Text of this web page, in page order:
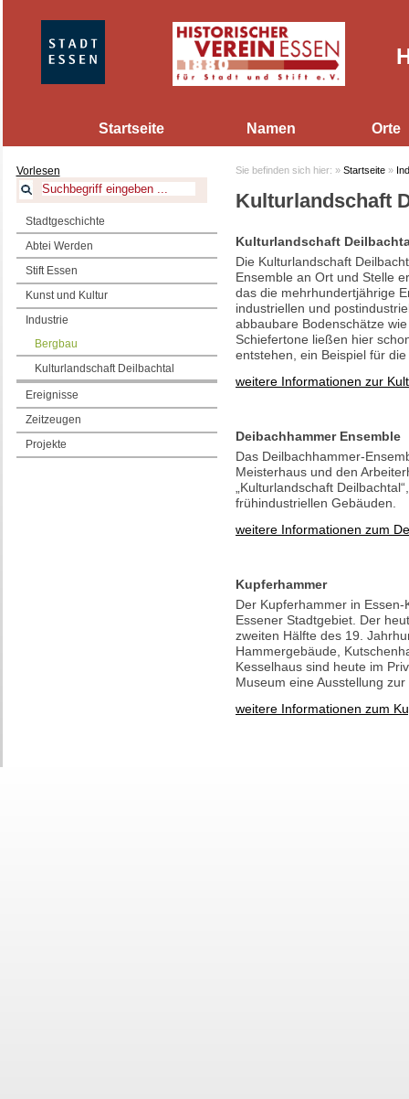
Startseite Namen Orte
Vorlesen
Stadtgeschichte
Abtei Werden
Stift Essen
Kunst und Kultur
Industrie
Bergbau
Kulturlandschaft Deilbachtal
Ereignisse
Zeitzeugen
Projekte
Sie befinden sich hier: » Startseite »
Kulturlandschaft
Kulturlandschaft
Die Kulturlandschaft
Ensemble an Ort und Stelle
das die mehrhundertjährige
industriellen und
abbaubare Bodenschätze
Schiefertone ließen hier
entstehen, ein Beispiel für
weitere Informationen zur
Deibachhammer Ensemble
Das Deilbachhammer-
Meisterhaus und den
„Kulturlandschaft
frühindustriellen Gebäuden.
weitere Informationen zum
Kupferhammer
Der Kupferhammer in
Essener Stadtgebiet. Der
zweiten Hälfte des 19.
Hammergebäude,
Kesselhaus sind heute im
Museum eine Ausstellung
weitere Informationen zum